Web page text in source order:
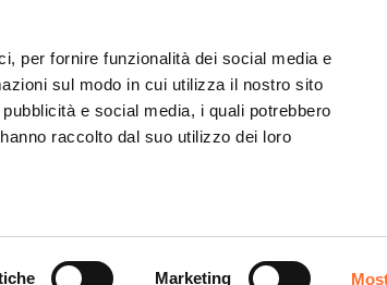
per fornire funzionalità dei social media e
sul modo in cui utilizza il nostro sito
e social media, i quali potrebbero
raccolto dal suo utilizzo dei loro
Marketing